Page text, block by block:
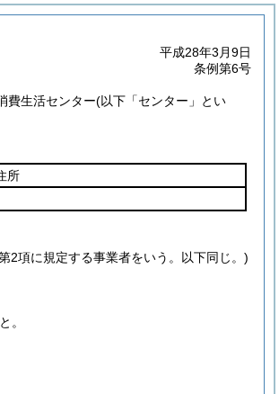
平成28年3月9日
条例第6号
費生活センター(以下「センター」とい
所
2項に規定する事業者をいう。以下同じ。)
。